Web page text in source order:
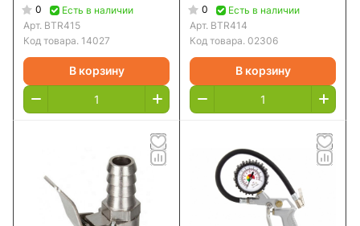
0
Есть в наличии
Арт. BTR415
Код товара. 14027
В корзину
0
Есть в наличии
Арт. BTR414
Код товара. 02306
В корзину